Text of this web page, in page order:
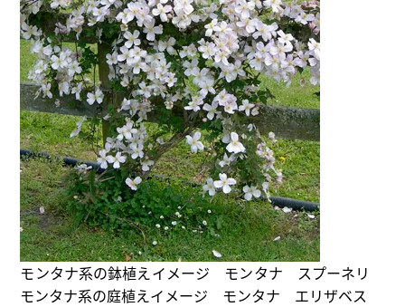
モンタナ系の鉢植えイメージ モンタナ スプーネリ
モンタナ系の庭植えイメージ モンタナ エリザベス